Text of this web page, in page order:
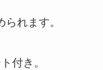
れます。
付き。